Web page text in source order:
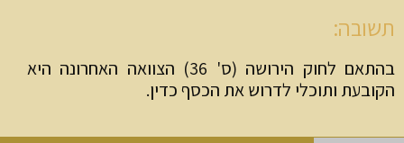
בהתאם לחוק הירושה (ס' 36) הצוואה האחרונה היא
ותוכלי לדרוש את הכסף כדין.